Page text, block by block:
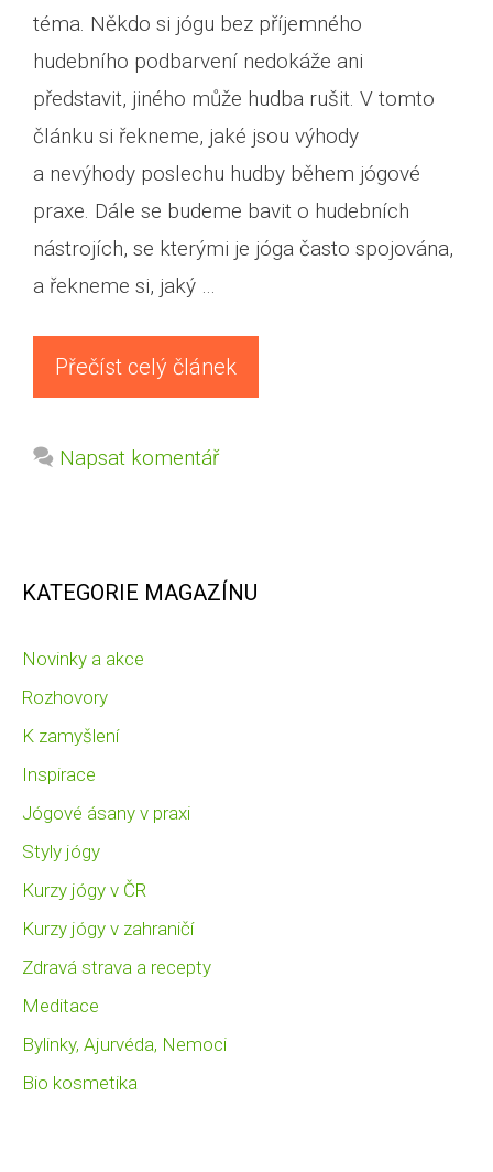
téma. Někdo si jógu bez příjemného
hudebního podbarvení nedokáže ani
představit, jiného může hudba rušit. V tomto
článku si řekneme, jaké jsou výhody
a nevýhody poslechu hudby během jógové
praxe. Dále se budeme bavit o hudebních
nástrojích, se kterými je jóga často spojována,
a řekneme si, jaký …
Přečíst celý článek
Napsat komentář
KATEGORIE MAGAZÍNU
Novinky a akce
Rozhovory
K zamyšlení
Inspirace
Jógové ásany v praxi
Styly jógy
Kurzy jógy v ČR
Kurzy jógy v zahraničí
Zdravá strava a recepty
Meditace
Bylinky, Ajurvéda, Nemoci
Bio kosmetika